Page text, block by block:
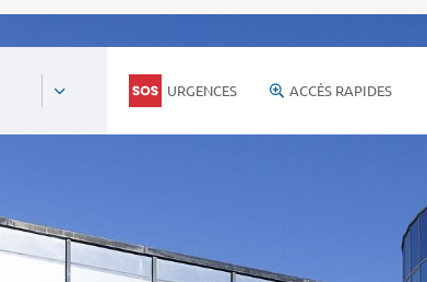
URGENCES ACCÈS RAPIDES